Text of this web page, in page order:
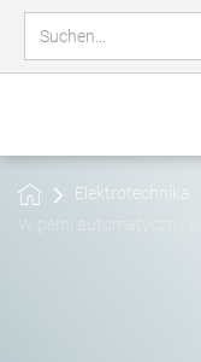
Elektrotechnika